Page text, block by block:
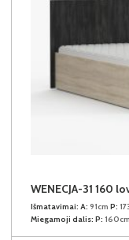
WENECJA-31 160
Išmatavimai: A: 91cm P:
Miegamoji dalis: P: 160cm